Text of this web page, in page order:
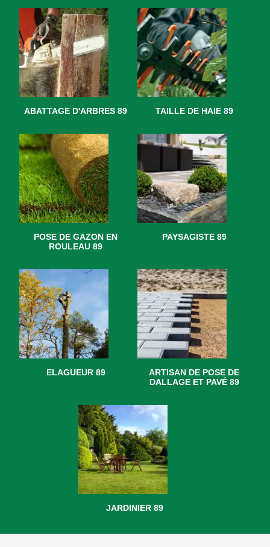
ABATTAGE D'ARBRES 89 TAILLE DE HAIE 89
POSE DE GAZON EN
ROULEAU 89
PAYSAGISTE 89
ELAGUEUR 89
ARTISAN DE POSE DE
DALLAGE ET PAVÉ 89
JARDINIER 89